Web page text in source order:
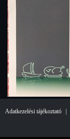
Adatkezelési tájékoztató